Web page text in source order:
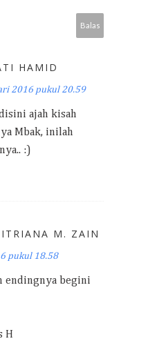
Balas
HAMID
2016 pukul 20.59
ajah kisah
Mbak, inilah
:)
M. ZAIN
pukul 18.58
endingnya begini
H